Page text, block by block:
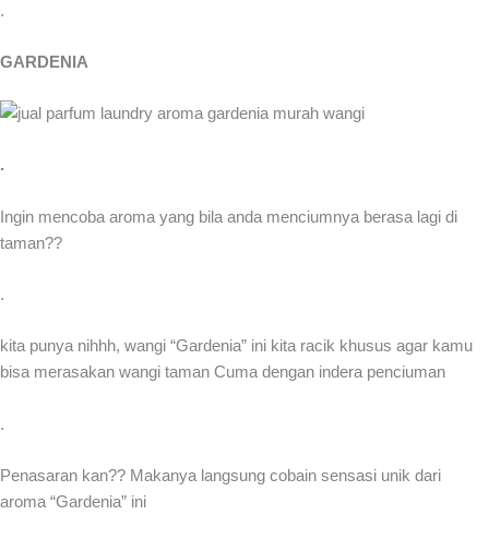
.
GARDENIA
.
Ingin mencoba aroma yang bila anda menciumnya berasa lagi di
taman??
.
kita punya nihhh, wangi “Gardenia” ini kita racik khusus agar kamu
bisa merasakan wangi taman Cuma dengan indera penciuman
.
Penasaran kan?? Makanya langsung cobain sensasi unik dari
aroma “Gardenia” ini